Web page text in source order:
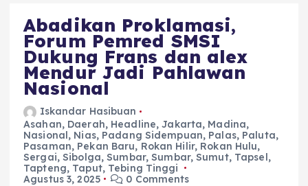
Abadikan Proklamasi,
Forum Pemred SMSI
Dukung Frans dan alex
Mendur Jadi Pahlawan
Nasional
Iskandar Hasibuan
Asahan, Daerah, Headline,Jakarta, Madina,
Nasional, Nias, Padang Sidempuan, Palas, Paluta,
Pasaman, Pekan Baru, Rokan Hilir, Rokan Hulu,
Sergai,Sibolga,Sumbar,Sumbar,Sumut, Tapsel,
Tapteng, Taput, Tebing Tinggi
Agustus 3, 2025
0 Comments